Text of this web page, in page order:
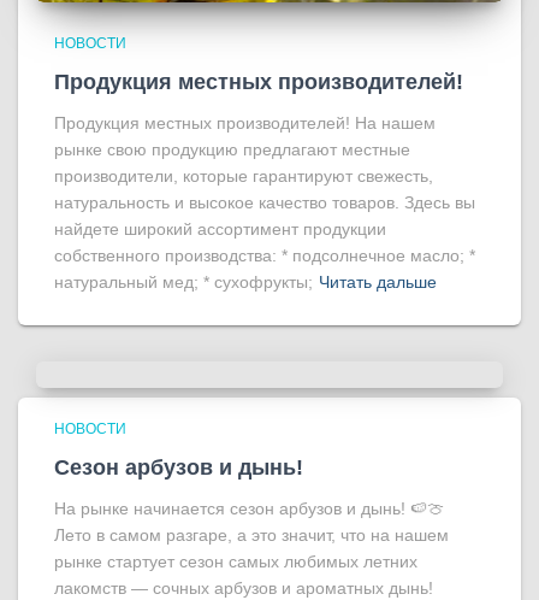
НОВОСТИ
Продукция местных производителей!
Продукция местных производителей! На нашем
рынке свою продукцию предлагают местные
производители, которые гарантируют свежесть,
натуральность и высокое качество товаров. Здесь вы
найдете широкий ассортимент продукции
собственного производства: * подсолнечное масло; *
натуральный мед; * сухофрукты; Читать дальше
НОВОСТИ
Сезон арбузов и дынь!
На рынке начинается сезон арбузов и дынь! 🍉🍈
Лето в самом разгаре, а это значит, что на нашем
рынке стартует сезон самых любимых летних
лакомств — сочных арбузов и ароматных дынь!